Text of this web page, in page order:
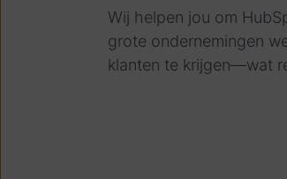
Wij helpen jou om
grote ondernemingen
klanten te krijgen—wat